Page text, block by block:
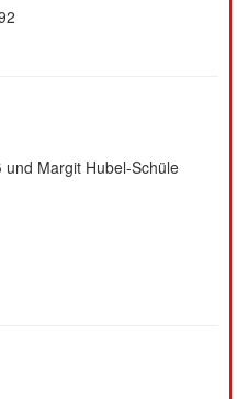
Margit Hubel-Schüle